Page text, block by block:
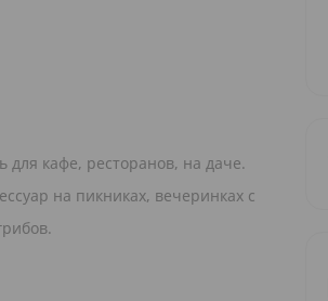
кафе, ресторанов, на даче.
на пикниках, вечеринках с